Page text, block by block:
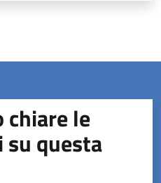
chiare le
questa